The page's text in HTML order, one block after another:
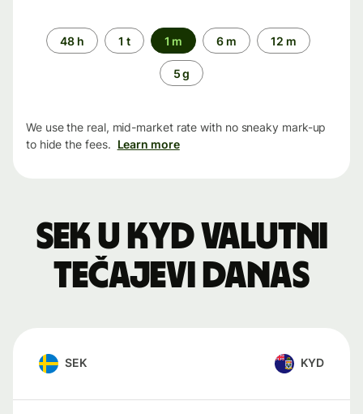
Time
period
48 h 1 t 1 m 6 m 12 m
5 g
We use the real, mid-market rate with no sneaky mark-up
to hide the fees. Learn more
SEK u KYD valutni
tečajevi danas
SEK KYD